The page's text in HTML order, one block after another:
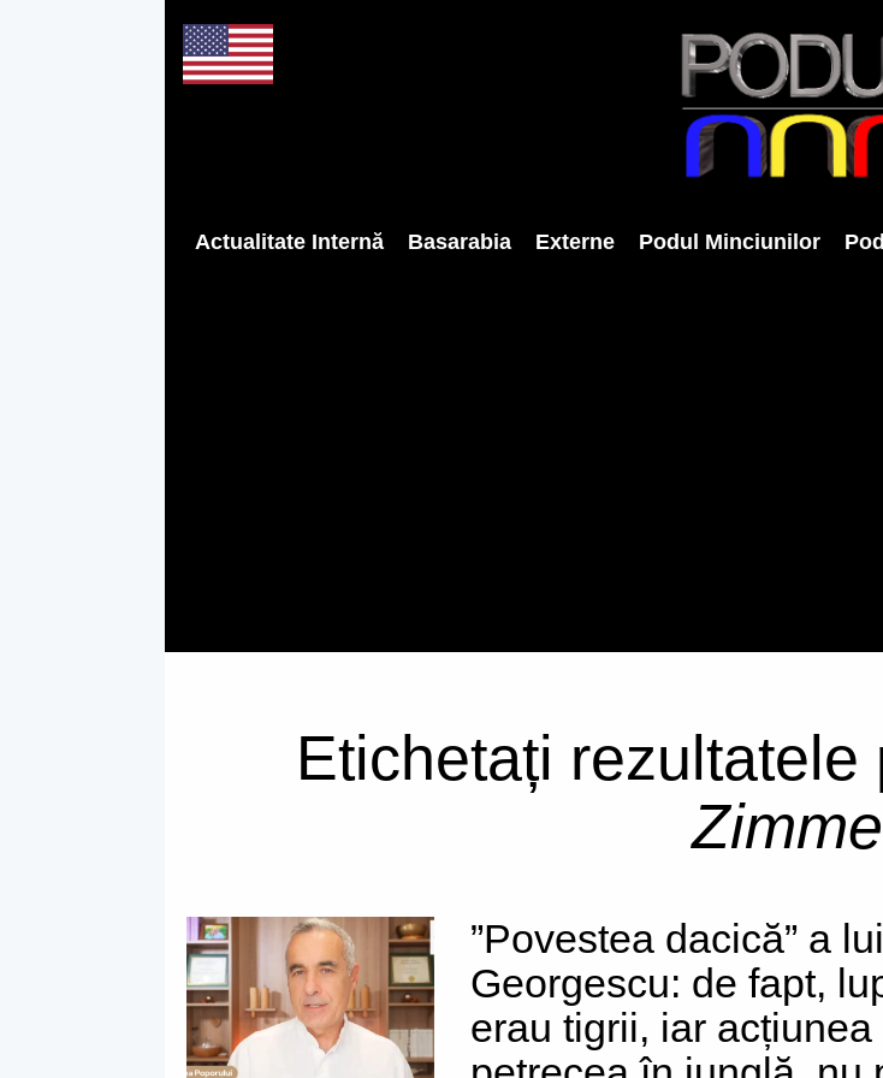
Actualitate Internă Basarabia Externe Podul Minciunilor
Etichetați rezultatele
”Povestea dacică” a lui
Georgescu: de fapt,
erau tigrii, iar acțiunea